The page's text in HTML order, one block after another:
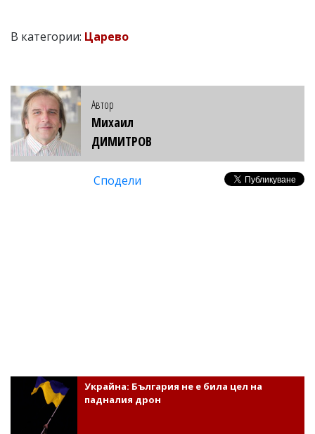
В категории: Царево
Автор
Михаил
ДИМИТРОВ
Сподели
Украйна: България не е била цел на
падналия дрон